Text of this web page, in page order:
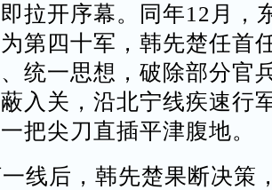
拉开序幕。同年12月，
第四十军，韩先楚任首
统一思想，破除部分官
入关，沿北宁线疾速行
把尖刀直插平津腹地。
线后，韩先楚果断决策